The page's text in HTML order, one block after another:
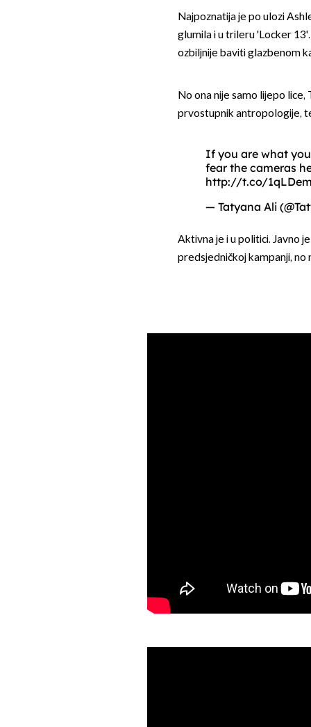
Najpoznatija je po ulozi
glumila i u trileru 'Locker
ozbiljnije baviti glazbenom
No ona nije samo lijepo
prvostupnik antropologije,
If you are what
fear the cameras
http://t.co/
— Tatyana Ali
Aktivna je i u politici. Javno
predsjedničkoj kampanji, no